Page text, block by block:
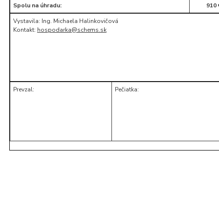
Spolu na úhradu:
910
Vystavila: Ing. Michaela Halinkovičová
Kontakt: hospodarka@schems.sk
Prevzal: Pečiatka: